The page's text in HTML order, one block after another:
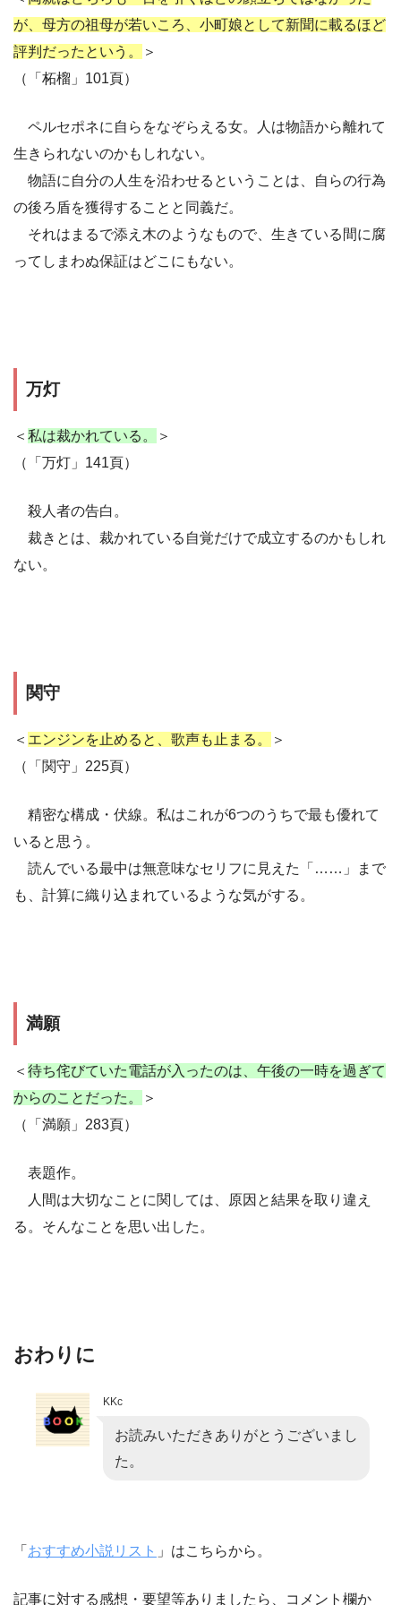
が、母方の祖母が若いころ、小町娘として新聞に載るほど
評判だったという。
＞
（「柘榴」101頁）
ペルセポネに自らをなぞらえる女。人は物語から離れて
生きられないのかもしれない。
物語に自分の人生を沿わせるということは、自らの行為
の後ろ盾を獲得することと同義だ。
それはまるで添え木のようなもので、生きている間に腐
ってしまわぬ保証はどこにもない。
万灯
＜ 私は裁かれている。
＞
（「万灯」141頁）
殺人者の告白。
裁きとは、裁かれている自覚だけで成立するのかもしれ
ない。
関守
＜ エンジンを止めると、歌声も止まる。
＞
（「関守」225頁）
精密な構成・伏線。私はこれが6つのうちで最も優れて
いると思う。
読んでいる最中は無意味なセリフに見えた「……」まで
も、計算に織り込まれているような気がする。
満願
＜ 待ち侘びていた電話が入ったのは、午後の一時を過ぎて
からのことだった。
＞
（「満願」283頁）
表題作。
人間は大切なことに関しては、原因と結果を取り違え
る。そんなことを思い出した。
おわりに
KKc
お読みいただきありがとうございまし
た。
「 おすすめ小説リスト 」はこちらから。
記事に対する感想・要望等ありましたら、コメント欄か